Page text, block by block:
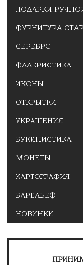
ПОДАРКИ
ФУРНИТУРА
СЕРЕБРО
ФАЛЕРИСТИКА
ИКОНЫ
ОТКРЫТКИ
УКРАШЕНИЯ
БУКИНИСТИКА
МОНЕТЫ
КАРТОГРАФИЯ
БАРЕЛЬЕФ
НОВИНКИ